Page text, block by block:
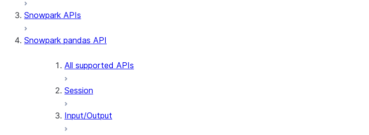
Snowpark APIs
Snowpark pandas API
All supported APIs
Session
Input/Output